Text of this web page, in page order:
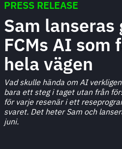
PRESS RELEASE
Sam
FCMs AI som
hela vägen
Vad skulle hända om AI
bara ett steg i taget utan från
för varje resenär i ett
svaret. Det heter Sam och
juni.